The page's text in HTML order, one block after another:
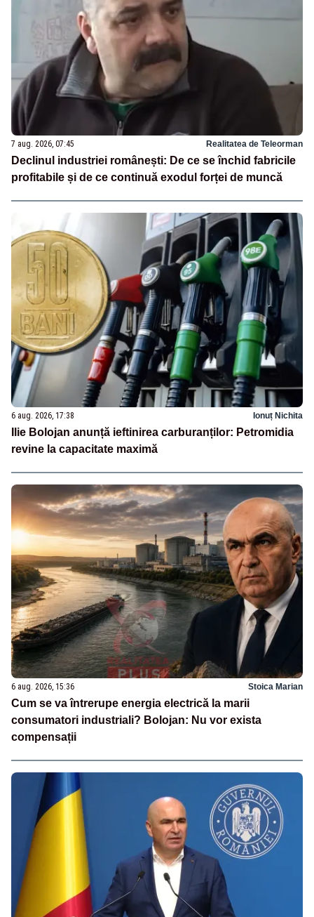
7 aug. 2026, 07:45 Realitatea de Teleorman
Declinul industriei românești: De ce se închid fabricile
profitabile și de ce continuă exodul forței de muncă
6 aug. 2026, 17:38 Ionuț Nichita
Ilie Bolojan anunță ieftinirea carburanților: Petromidia
revine la capacitate maximă
6 aug. 2026, 15:36 Stoica Marian
Cum se va întrerupe energia electrică la marii
consumatori industriali? Bolojan: Nu vor exista
compensații